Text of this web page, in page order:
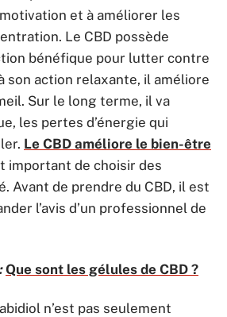
et à améliorer les
Le CBD possède
bénéfique pour lutter contre
son action relaxante, il améliore
Sur le long terme, il va
les pertes d’énergie qui
Le CBD améliore le bien-être
important de choisir des
Avant de prendre du CBD, il est
l’avis d’un professionnel de
Que sont les gélules de CBD ?
n’est pas seulement